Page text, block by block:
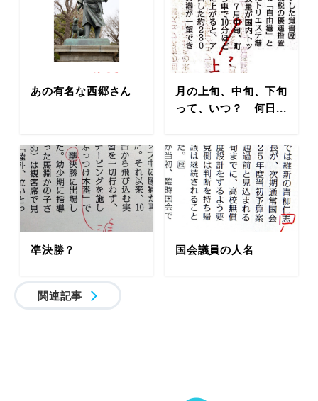
あの有名な西郷さん
月の上旬、中旬、下旬
って、いつ？ 何日...
凖決勝？ 国会議員の人名
関連記事